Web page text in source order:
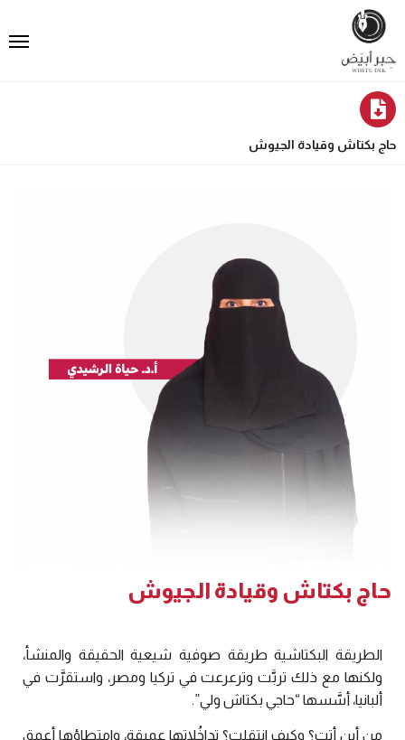
حاج بكتاش وقيادة الجيوش
حاج بكتاش وقيادة الجيوش
الطريقة البكتاشية طريقة صوفية شيعية الحقيقة والمنشأ،
ولكنها مع ذلك تربَّت وترعرعت في تركيا ومصر، واستقرَّت في
ألبانيا، أسَّسها “حاجي بكتاش ولي”.
من أين أتت؟ وكيف انتقلت؟ تداخُلاتها عميقة، وامتطاؤها أعمق